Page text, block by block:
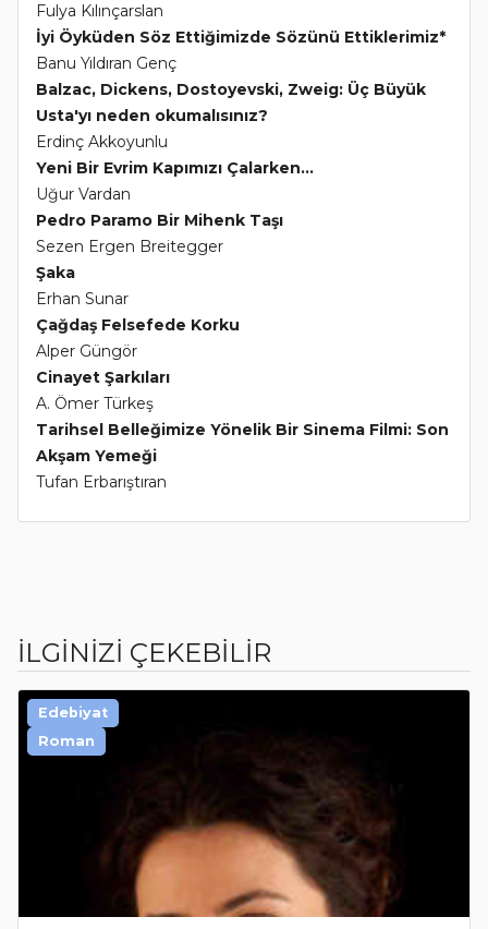
Fulya Kılınçarslan
İyi Öyküden Söz Ettiğimizde Sözünü Ettiklerimiz*
Banu Yıldıran Genç
Balzac, Dickens, Dostoyevski, Zweig: Üç Büyük
Usta'yı neden okumalısınız?
Erdinç Akkoyunlu
Yeni Bir Evrim Kapımızı Çalarken...
Uğur Vardan
Pedro Paramo Bir Mihenk Taşı
Sezen Ergen Breitegger
Şaka
Erhan Sunar
Çağdaş Felsefede Korku
Alper Güngör
Cinayet Şarkıları
A. Ömer Türkeş
Tarihsel Belleğimize Yönelik Bir Sinema Filmi: Son
Akşam Yemeği
Tufan Erbarıştıran
İLGİNİZİ ÇEKEBİLİR
Edebiyat
Roman